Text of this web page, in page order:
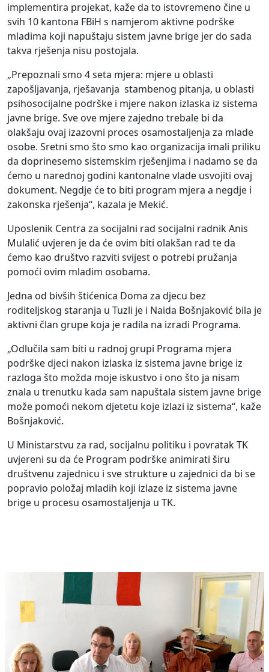
implementira projekat, kaže da to istovremeno čine u
svih 10 kantona FBiH s namjerom aktivne podrške
mladima koji napuštaju sistem javne brige jer do sada
takva rješenja nisu postojala.
„Prepoznali smo 4 seta mjera: mjere u oblasti
zapošljavanja, rješavanja stambenog pitanja, u oblasti
psihosocijalne podrške i mjere nakon izlaska iz sistema
javne brige. Sve ove mjere zajedno trebale bi da
olakšaju ovaj izazovni proces osamostaljenja za mlade
osobe. Sretni smo što smo kao organizacija imali priliku
da doprinesemo sistemskim rješenjima i nadamo se da
ćemo u narednoj godini kantonalne vlade usvojiti ovaj
dokument. Negdje će to biti program mjera a negdje i
zakonska rješenja“, kazala je Mekić.
Uposlenik Centra za socijalni rad socijalni radnik Anis
Mulalić uvjeren je da će ovim biti olakšan rad te da
ćemo kao društvo razviti svijest o potrebi pružanja
pomoći ovim mladim osobama.
Jedna od bivših štićenica Doma za djecu bez
roditeljskog staranja u Tuzli je i Naida Bošnjaković bila je
aktivni član grupe koja je radila na izradi Programa.
„Odlučila sam biti u radnoj grupi Programa mjera
podrške djeci nakon izlaska iz sistema javne brige iz
razloga što možda moje iskustvo i ono što ja nisam
znala u trenutku kada sam napuštala sistem javne brige
može pomoći nekom djetetu koje izlazi iz sistema“, kaže
Bošnjaković.
U Ministarstvu za rad, socijalnu politiku i povratak TK
uvjereni su da će Program podrške animirati širu
društvenu zajednicu i sve strukture u zajednici da bi se
popravio položaj mladih koji izlaze iz sistema javne
brige u procesu osamostaljenja u TK.